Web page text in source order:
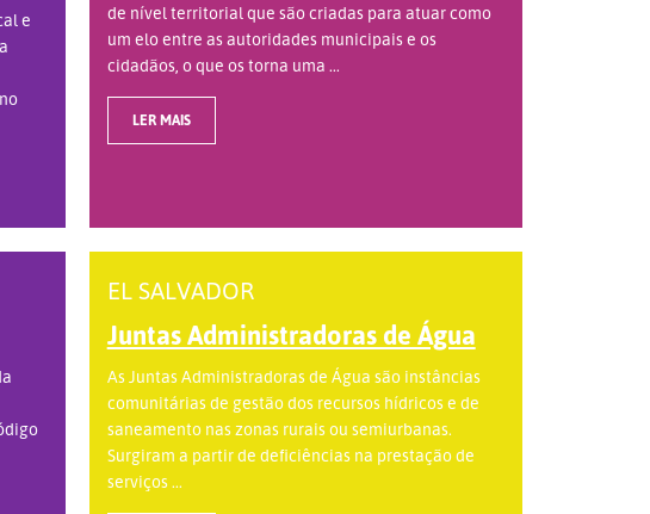
e
de nível territorial que são criadas para atuar como
um elo entre as autoridades municipais e os
cidadãos, o que os torna uma ...
LER MAIS
EL SALVADOR
Juntas Administradoras de Água
As Juntas Administradoras de Água são instâncias
comunitárias de gestão dos recursos hídricos e de
saneamento nas zonas rurais ou semiurbanas.
Surgiram a partir de deficiências na prestação de
serviços ...